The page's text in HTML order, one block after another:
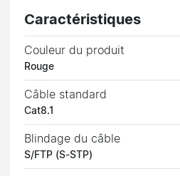
Caractéristiques
Couleur du produit
Rouge
Câble standard
Cat8.1
Blindage du câble
S/FTP (S-STP)